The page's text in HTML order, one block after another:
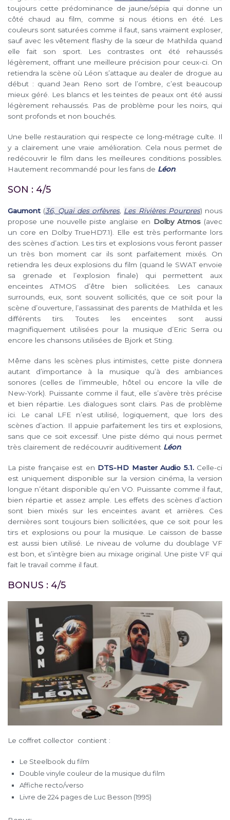
toujours cette prédominance de jaune/sépia qui donne un
côté chaud au film, comme si nous étions en été. Les
couleurs sont saturées comme il faut, sans vraiment exploser,
sauf avec les vêtement flashy de la sœur de Mathilda quand
elle fait son sport. Les contrastes ont été rehaussés
légèrement, offrant une meilleure précision pour ceux-ci. On
retiendra la scène où Léon s’attaque au dealer de drogue au
début : quand Jean Reno sort de l’ombre, c’est beaucoup
mieux géré. Les blancs et les teintes de peaux ont été aussi
légèrement rehaussés. Pas de problème pour les noirs, qui
sont profonds et non bouchés.
Une belle restauration qui respecte ce long-métrage culte. Il
y a clairement une vraie amélioration. Cela nous permet de
redécouvrir le film dans les meilleures conditions possibles.
Hautement recommandé pour les fans de Léon.
SON : 4/5
Gaumont (36, Quai des orfèvres, Les Rivières Pourpres) nous
propose une nouvelle piste anglaise en Dolby Atmos (avec
un core en Dolby TrueHD7.1). Elle est très performante lors
des scènes d’action. Les tirs et explosions vous feront passer
un très bon moment car ils sont parfaitement mixés. On
retiendra les deux explosions du film (quand le SWAT envoie
sa grenade et l’explosion finale) qui permettent aux
enceintes ATMOS d’être bien sollicitées. Les canaux
surrounds, eux, sont souvent sollicités, que ce soit pour la
scène d’ouverture, l’assassinat des parents de Mathilda et les
différents tirs. Toutes les enceintes sont aussi
magnifiquement utilisées pour la musique d’Eric Serra ou
encore les chansons utilisées de Bjork et Sting.
Même dans les scènes plus intimistes, cette piste donnera
autant d’importance à la musique qu’à des ambiances
sonores (celles de l’immeuble, hôtel ou encore la ville de
New-York). Puissante comme il faut, elle s’avère très précise
et bien répartie. Les dialogues sont clairs. Pas de problème
ici. Le canal LFE n’est utilisé, logiquement, que lors des
scènes d’action. Il appuie parfaitement les tirs et explosions,
sans que ce soit excessif. Une piste démo qui nous permet
très clairement de redécouvrir auditivement Léon.
La piste française est en DTS-HD Master Audio 5.1.Celle-ci
est uniquement disponible sur la version cinéma, la version
longue n’étant disponible qu’en VO. Puissante comme il faut,
bien répartie et assez ample. Les effets des scènes d’action
sont bien mixés sur les enceintes avant et arrières. Ces
dernières sont toujours bien sollicitées, que ce soit pour les
tirs et explosions ou pour la musique. Le caisson de basse
est aussi bien utilisé. Le niveau de volume du doublage VF
est bon, et s’intègre bien au mixage original. Une piste VF qui
fait le travail comme il faut.
BONUS : 4/5
Le coffret collector contient :
Le Steelbook du film
Double vinyle couleur de la musique du film
Affiche recto/verso
Livre de 224 pages de Luc Besson (1995)